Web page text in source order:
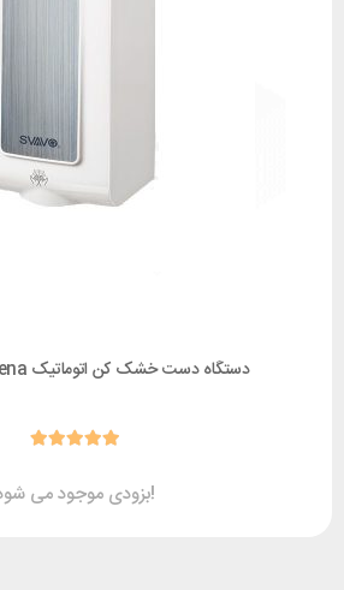
دستگاه دست خشک کن اتوماتیک reena مدل 1000W